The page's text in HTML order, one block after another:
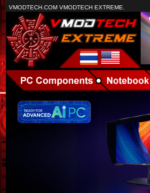
VMODTECH.COM VMODTECH EXTREME.